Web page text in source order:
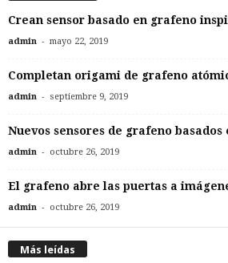
Crean sensor basado en grafeno
admin - mayo 22, 2019
Completan origami de grafeno
admin - septiembre 9, 2019
Nuevos sensores de grafeno
admin - octubre 26, 2019
El grafeno abre las puertas a
admin - octubre 26, 2019
Más leídas